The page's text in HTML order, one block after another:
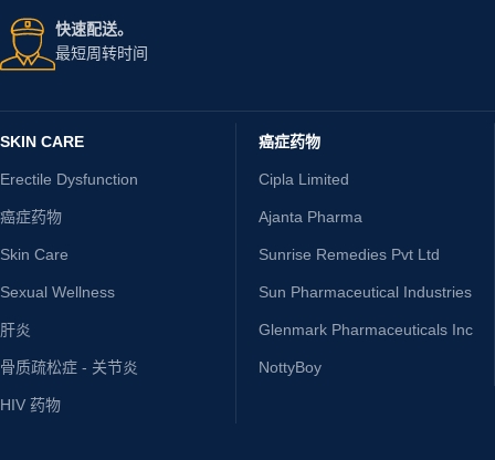
快速配送。
最短周转时间
SKIN CARE
Erectile Dysfunction
癌症药物
Skin Care
Sexual Wellness
肝炎
骨质疏松症 - 关节炎
HIV 药物
癌症药物
Cipla Limited
Ajanta Pharma
Sunrise Remedies Pvt Ltd
Sun Pharmaceutical Industries
Glenmark Pharmaceuticals Inc
NottyBoy